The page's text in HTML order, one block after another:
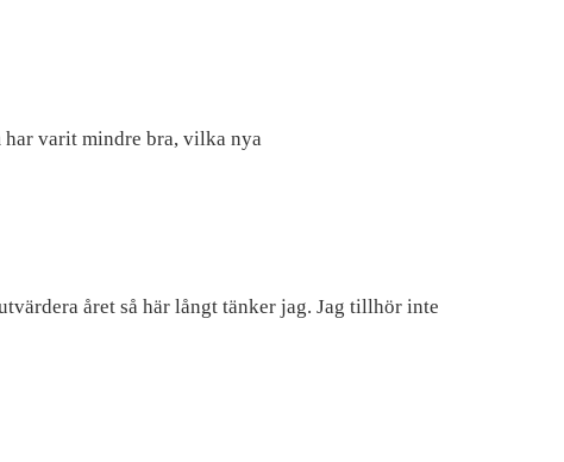
har varit mindre bra, vilka nya
året så här långt tänker jag. Jag tillhör inte